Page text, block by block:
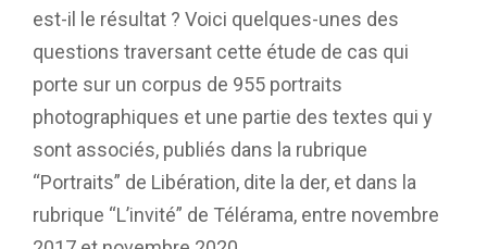
est-il le résultat ? Voici quelques-unes des
questions traversant cette étude de cas qui
porte sur un corpus de 955 portraits
photographiques et une partie des textes qui y
sont associés, publiés dans la rubrique
“Portraits” de Libération, dite la der, et dans la
rubrique “L’invité” de Télérama, entre novembre